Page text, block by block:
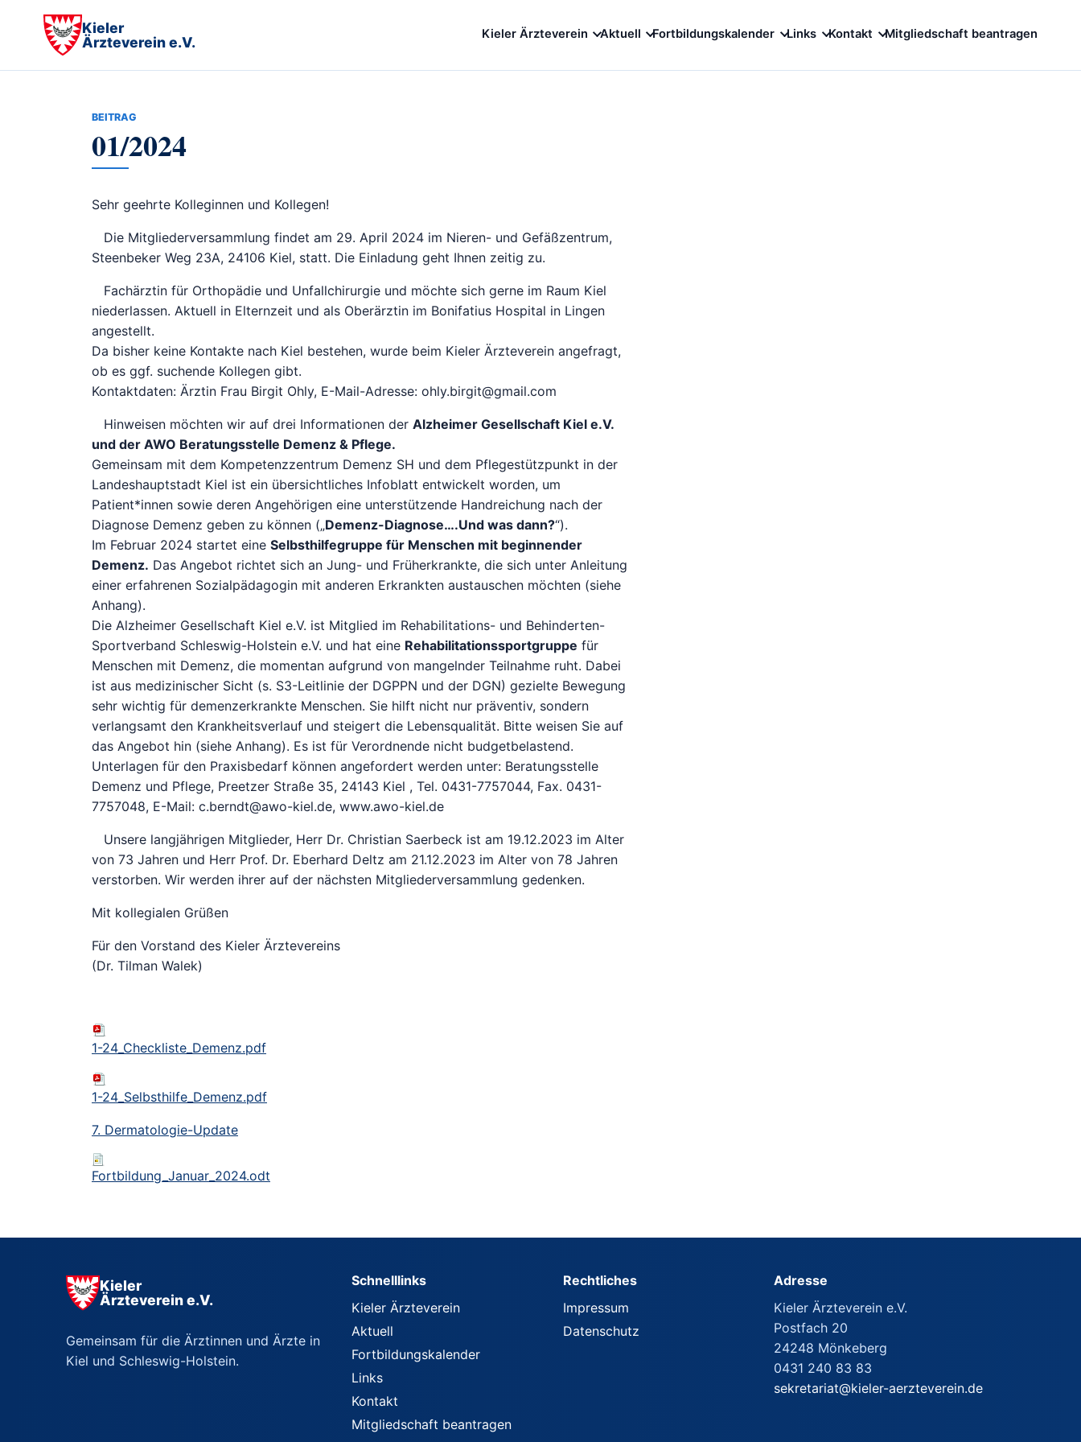
Kieler
Ärzteverein e.V.
Kieler Ärzteverein Aktuell Fortbildungskalender Links Kontakt Mitgliedschaft beantragen
BEITRAG
01/2024
Sehr geehrte Kolleginnen und Kollegen!
Die Mitgliederversammlung findet am 29. April 2024 im Nieren- und Gefäßzentrum,
Steenbeker Weg 23A, 24106 Kiel, statt. Die Einladung geht Ihnen zeitig zu.
Fachärztin für Orthopädie und Unfallchirurgie und möchte sich gerne im Raum Kiel
niederlassen. Aktuell in Elternzeit und als Oberärztin im Bonifatius Hospital in Lingen
angestellt.
Da bisher keine Kontakte nach Kiel bestehen, wurde beim Kieler Ärzteverein angefragt,
ob es ggf. suchende Kollegen gibt.
Kontaktdaten: Ärztin Frau Birgit Ohly, E-Mail-Adresse: ohly.birgit@gmail.com
Hinweisen möchten wir auf drei Informationen der Alzheimer Gesellschaft Kiel e.V.
und der AWO Beratungsstelle Demenz & Pflege.
Gemeinsam mit dem Kompetenzzentrum Demenz SH und dem Pflegestützpunkt in der
Landeshauptstadt Kiel ist ein übersichtliches Infoblatt entwickelt worden, um
Patient*innen sowie deren Angehörigen eine unterstützende Handreichung nach der
Diagnose Demenz geben zu können („Demenz-Diagnose….Und was dann?“).
Im Februar 2024 startet eine Selbsthilfegruppe für Menschen mit beginnender
Demenz. Das Angebot richtet sich an Jung- und Früherkrankte, die sich unter Anleitung
einer erfahrenen Sozialpädagogin mit anderen Erkrankten austauschen möchten (siehe
Anhang).
Die Alzheimer Gesellschaft Kiel e.V. ist Mitglied im Rehabilitations- und Behinderten-
Sportverband Schleswig-Holstein e.V. und hat eine Rehabilitationssportgruppe für
Menschen mit Demenz, die momentan aufgrund von mangelnder Teilnahme ruht. Dabei
ist aus medizinischer Sicht (s. S3-Leitlinie der DGPPN und der DGN) gezielte Bewegung
sehr wichtig für demenzerkrankte Menschen. Sie hilft nicht nur präventiv, sondern
verlangsamt den Krankheitsverlauf und steigert die Lebensqualität. Bitte weisen Sie auf
das Angebot hin (siehe Anhang). Es ist für Verordnende nicht budgetbelastend.
Unterlagen für den Praxisbedarf können angefordert werden unter: Beratungsstelle
Demenz und Pflege, Preetzer Straße 35, 24143 Kiel , Tel. 0431-7757044, Fax. 0431-
7757048, E-Mail: c.berndt@awo-kiel.de, www.awo-kiel.de
Unsere langjährigen Mitglieder, Herr Dr. Christian Saerbeck ist am 19.12.2023 im Alter
von 73 Jahren und Herr Prof. Dr. Eberhard Deltz am 21.12.2023 im Alter von 78 Jahren
verstorben. Wir werden ihrer auf der nächsten Mitgliederversammlung gedenken.
Mit kollegialen Grüßen
Für den Vorstand des Kieler Ärztevereins
(Dr. Tilman Walek)
1-24_Checkliste_Demenz.pdf
1-24_Selbsthilfe_Demenz.pdf
7. Dermatologie-Update
Fortbildung_Januar_2024.odt
Kieler
Ärzteverein e.V.
Gemeinsam für die Ärztinnen und Ärzte in
Kiel und Schleswig-Holstein.
Schnelllinks
Kieler Ärzteverein
Aktuell
Fortbildungskalender
Links
Kontakt
Mitgliedschaft beantragen
Rechtliches
Impressum
Datenschutz
Adresse
Kieler Ärzteverein e.V.
Postfach 20
24248 Mönkeberg
0431 240 83 83
sekretariat@kieler-aerzteverein.de